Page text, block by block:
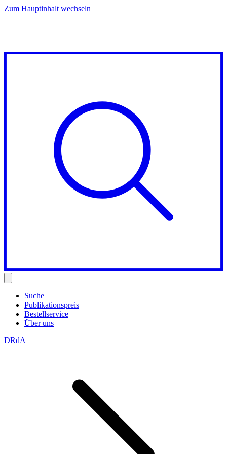
Zum Hauptinhalt wechseln
Suche
Publikationspreis
Bestellservice
Über uns
DRdA